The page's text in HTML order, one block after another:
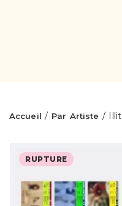
Accueil / Par Artiste / Illit
RUPTURE